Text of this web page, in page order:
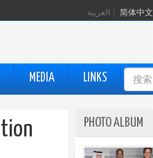
العربية 简体中文
MEDIA LINKS
搜
索
表
单
PHOTO ALBUM